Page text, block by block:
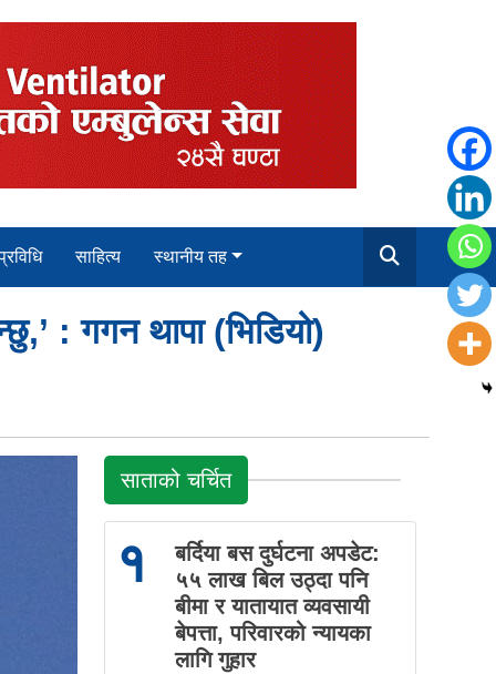
साहित्य स्थानीय तह
: गगन थापा (भिडियो)
साताको चर्चित
१
बर्दिया बस दुर्घटना अपडेट:
५५ लाख बिल उठ्दा पनि
बीमा र यातायात व्यवसायी
बेपत्ता, परिवारको न्यायका
लागि गुहार